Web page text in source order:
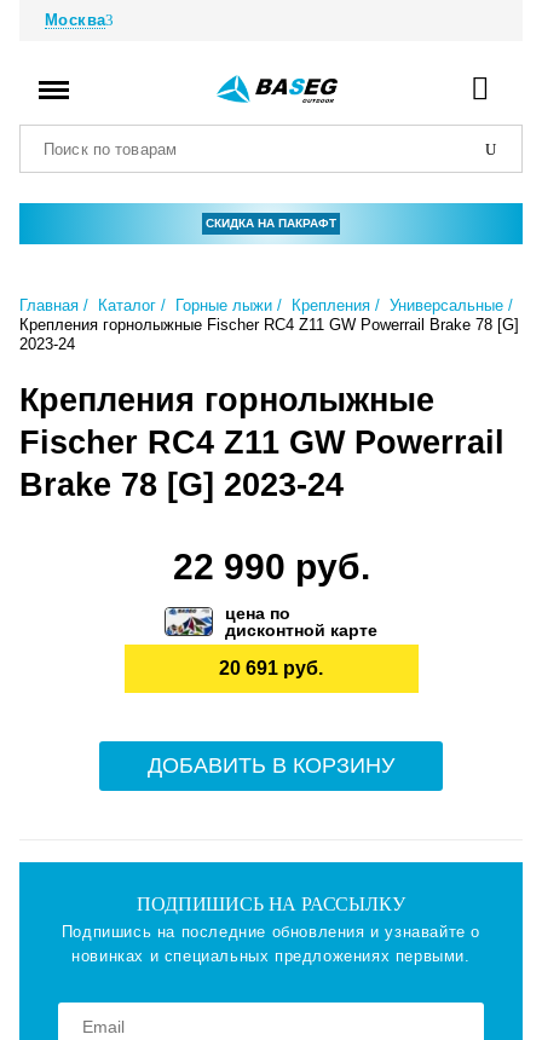
Москва
СКИДКА НА ПАКРАФТ
Главная Каталог Горные лыжи Крепления
Универсальные
Крепления горнолыжные Fischer RC4 Z11 GW Powerrail Brake 78 [G]
2023-24
Крепления горнолыжные
Fischer RC4 Z11 GW Powerrail
Brake 78 [G] 2023-24
22 990 руб.
цена по
дисконтной карте
20 691 руб.
ДОБАВИТЬ В КОРЗИНУ
ПОДПИШИСЬ НА РАССЫЛКУ
Подпишись на последние обновления и узнавайте о
новинках и специальных предложениях первыми.